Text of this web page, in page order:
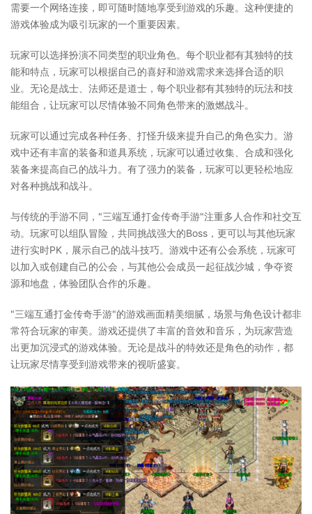
需要一个网络连接，即可随时随地享受到游戏的乐趣。这种便捷的
游戏体验成为吸引玩家的一个重要因素。
玩家可以选择扮演不同类型的职业角色。每个职业都有其独特的技
能和特点，玩家可以根据自己的喜好和游戏需求来选择合适的职
业。无论是战士、法师还是道士，每个职业都有其独特的玩法和技
能组合，让玩家可以尽情体验不同角色带来的激燃战斗。
玩家可以通过完成各种任务、打怪升级来提升自己的角色实力。游
戏中还有丰富的装备和道具系统，玩家可以通过收集、合成和强化
装备来提高自己的战斗力。有了强力的装备，玩家可以更轻松地应
对各种挑战和战斗。
与传统的手游不同，"三端互通打金传奇手游"注重多人合作和社交互
动。玩家可以组队冒险，共同挑战强大的Boss，更可以与其他玩家
进行实时PK，展示自己的战斗技巧。游戏中还有公会系统，玩家可
以加入或创建自己的公会，与其他公会成员一起征战沙城，争夺资
源和地盘，体验团队合作的乐趣。
"三端互通打金传奇手游"的游戏画面精美细腻，场景与角色设计都非
常符合玩家的审美。游戏还提供了丰富的音效和音乐，为玩家营造
出更加沉浸式的游戏体验。无论是战斗的特效还是角色的动作，都
让玩家尽情享受到游戏带来的视听盛宴。